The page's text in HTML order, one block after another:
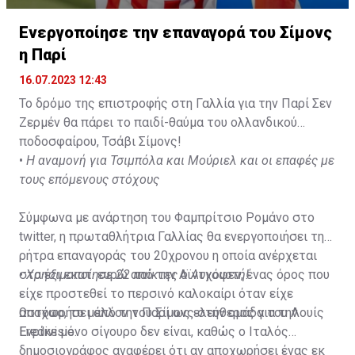
Ενεργοποίησε την επαναγορά του Σίμονς
η Παρί
16.07.2023 12:43
Το δρόμο της επιστροφής στη Γαλλία για την Παρί Σεν
Ζερμέν θα πάρει το παιδί-θαύμα του ολλανδικού
ποδοσφαίρου, Τσάβι Σίμονς!
• Η αναμονή για Τσιμπόλα και Μούριελ και οι επαφές με
τους επόμενους στόχους
Σύμφωνα με ανάρτηση του Φαμπρίτσιο Ρομάνο στο
twitter, η πρωταθλήτρια Γαλλίας θα ενεργοποιήσει τη
ρήτρα επαναγοράς του 20χρονου η οποία ανέρχεται
στα έξι εκατ. ευρώ από την Αϊντχόφεν, ένας όρος που
είχε προστεθεί το περσινό καλοκαίρι όταν είχε
αποχωρήσει από την Παρί ως ελεύθερος για την
Eredivisie.
•Χρησιμοποίησε 22 παίκτες ο Αυγουστή!
Ωστόσο, το μέλλον του Σίμονς στην ομάδα του Λουίς
Ενρίκε μόνο σίγουρο δεν είναι, καθώς ο Ιταλός
δημοσιογράφος αναφέρει ότι αν αποχωρήσει ένας εκ